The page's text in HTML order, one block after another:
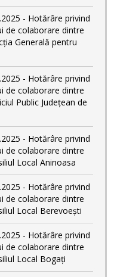
- Hotărâre privind
de colaborare dintre
Generală pentru
- Hotărâre privind
de colaborare dintre
Public Județean de
- Hotărâre privind
de colaborare dintre
Local Aninoasa
- Hotărâre privind
de colaborare dintre
Local Berevoești
- Hotărâre privind
de colaborare dintre
Local Bogați